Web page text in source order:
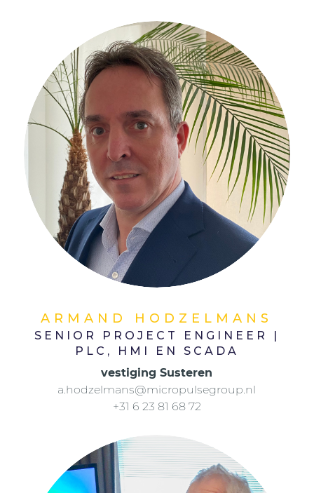
ARMAND HODZELMANS
SENIOR PROJECT ENGINEER |
PLC, HMI EN SCADA
vestiging Susteren
a.hodzelmans@micropulsegroup.nl
+31 6 23 81 68 72